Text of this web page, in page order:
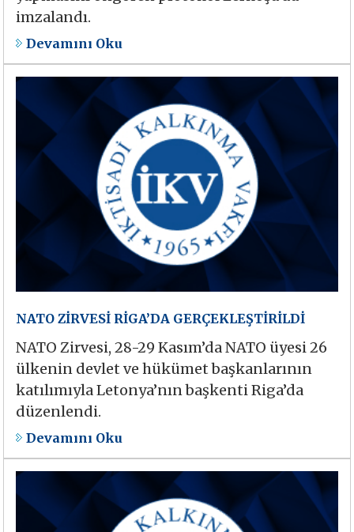
imzalandı.
Devamını Oku
NATO ZİRVESİ RİGA’DA GERÇEKLEŞTİRİLDİ
NATO Zirvesi, 28-29 Kasım’da NATO üyesi 26
ülkenin devlet ve hükümet başkanlarının
katılımıyla Letonya’nın başkenti Riga’da
düzenlendi.
Devamını Oku